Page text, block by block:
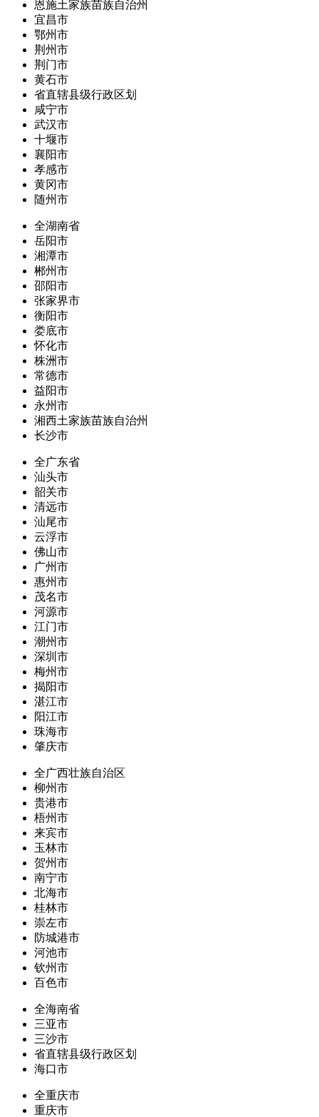
恩施土家族苗族自治州
宜昌市
鄂州市
荆州市
荆门市
黄石市
省直辖县级行政区划
咸宁市
武汉市
十堰市
襄阳市
孝感市
黄冈市
随州市
全湖南省
岳阳市
湘潭市
郴州市
邵阳市
张家界市
衡阳市
娄底市
怀化市
株洲市
常德市
益阳市
永州市
湘西土家族苗族自治州
长沙市
全广东省
汕头市
韶关市
清远市
汕尾市
云浮市
佛山市
广州市
惠州市
茂名市
河源市
江门市
潮州市
深圳市
梅州市
揭阳市
湛江市
阳江市
珠海市
肇庆市
全广西壮族自治区
柳州市
贵港市
梧州市
来宾市
玉林市
贺州市
南宁市
北海市
桂林市
崇左市
防城港市
河池市
钦州市
百色市
全海南省
三亚市
三沙市
省直辖县级行政区划
海口市
全重庆市
重庆市